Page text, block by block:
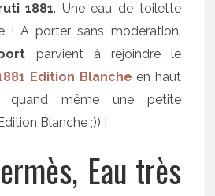
1881. Une eau de toilette
! A porter sans modération.
parvient à rejoindre le
Edition Blanche en haut
quand même une petite
Blanche ;)) !
Eau très